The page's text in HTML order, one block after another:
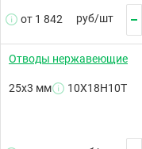
от 1 842 руб/шт
Отводы нержавеющие
25х3 мм 10Х18Н10Т